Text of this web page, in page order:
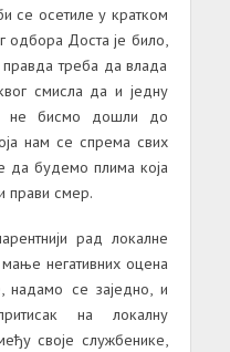
се осетиле у кратком
одбора Доста је било,
треба да влада
смисла да и једну
не бисмо дошли до
нам се спрема свих
да будемо плима која
прави смер.
рад локалне
негативних оцена
надамо се заједно, и
на локалну
своје службенике,